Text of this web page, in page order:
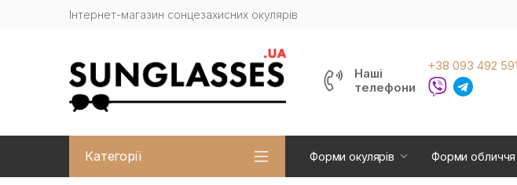
Інтернет-магазин сонцезахисних окулярів
Наші
телефони
+38 093 492
Категорії Форми окулярів Форми обличчя